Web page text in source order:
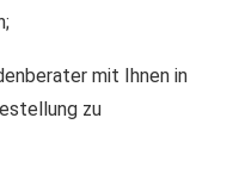
mit Ihnen in
zu